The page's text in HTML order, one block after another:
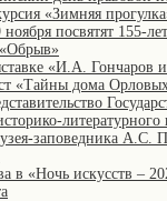
«Зимняя
посвятят 155-
«И.А. Гончаров
«Тайны дома
заповедника А.С.
в «Ночь искусств –